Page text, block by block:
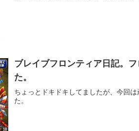
ブレイブフロンティア日記。
た。
ちょっとドキドキしてましたが、今回
た。